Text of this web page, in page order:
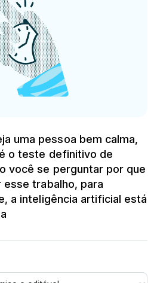
uma pessoa bem calma,
o teste definitivo de
você se perguntar por que
trabalho, para
a inteligência artificial está